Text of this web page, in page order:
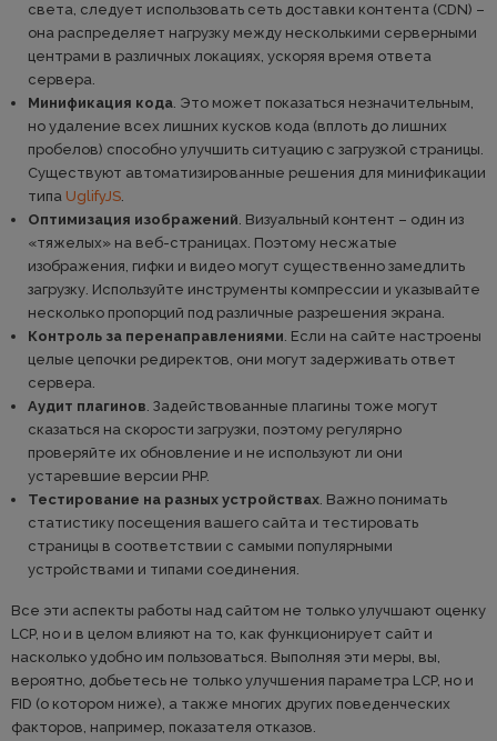
света, следует использовать сеть доставки контента (CDN) –
она распределяет нагрузку между несколькими серверными
центрами в различных локациях, ускоряя время ответа
сервера.
Минификация кода. Это может показаться незначительным,
но удаление всех лишних кусков кода (вплоть до лишних
пробелов) способно улучшить ситуацию с загрузкой страницы.
Существуют автоматизированные решения для минификации
типа UglifyJS.
Оптимизация изображений. Визуальный контент – один из
«тяжелых» на веб-страницах. Поэтому несжатые
изображения, гифки и видео могут существенно замедлить
загрузку. Используйте инструменты компрессии и указывайте
несколько пропорций под различные разрешения экрана.
Контроль за перенаправлениями. Если на сайте настроены
целые цепочки редиректов, они могут задерживать ответ
сервера.
Аудит плагинов. Задействованные плагины тоже могут
сказаться на скорости загрузки, поэтому регулярно
проверяйте их обновление и не используют ли они
устаревшие версии PHP.
Тестирование на разных устройствах. Важно понимать
статистику посещения вашего сайта и тестировать
страницы в соответствии с самыми популярными
устройствами и типами соединения.
Все эти аспекты работы над сайтом не только улучшают оценку
LCP, но и в целом влияют на то, как функционирует сайт и
насколько удобно им пользоваться. Выполняя эти меры, вы,
вероятно, добьетесь не только улучшения параметра LCP, но и
FID (о котором ниже), а также многих других поведенческих
факторов, например, показателя отказов.